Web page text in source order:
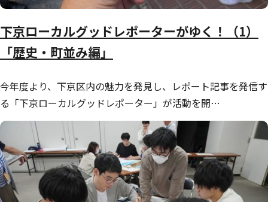
下京ローカルグッドレポーターがゆく！（1）
「歴史・町並み編」
今年度より、下京区内の魅力を発見し、レポート記事を発信す
る「下京ローカルグッドレポーター」が活動を開…